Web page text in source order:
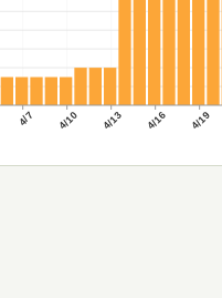
4/7 4/10 4/13 4/16 4/19